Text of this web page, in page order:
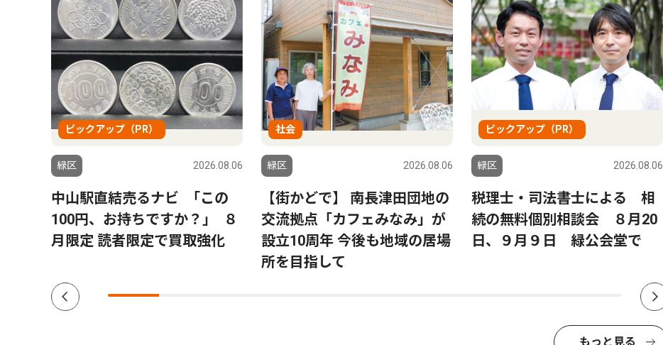
ピックアップ（PR）
緑区 2026.08.06
中山駅直結売るナビ ｢この
100円、お持ちですか？｣ ８
月限定 読者限定で買取強化
社会
緑区 2026.08.06
【街かどで】 南長津田団地の
交流拠点「カフェみなみ」が
設立10周年 今後も地域の居場
所を目指して
ピックアップ（PR）
緑区 2026.08.06
税理士・司法書士による 相
続の無料個別相談会 ８月20
日、９月９日 緑公会堂で
もっと見る